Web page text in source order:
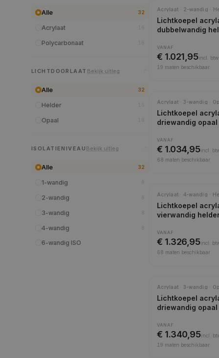
Alle 32
Acrylaat
Polycarbonaat
LICHTDOORLAAT Bekijk uitleg
Alle 32
Helder
Opaal
ISOLATIENIVEAU Bekijk uitleg
Alle 32
1-wandig
2-wandig
3-wandig
4-wandig
6-wandig ISO
Acrylaat · 2-wandig ·
Lichtkoepel
dubbelwandig
VANAF
€ 1.021,95incl.
btw
19 maten beschikbaar
Acrylaat · 3-wandig ·
Lichtkoepel
driewandig opaal
VANAF
€ 1.034,95incl.
68 maten beschikbaar
Acrylaat · 4-wandig ·
Lichtkoepel
vierwandig
VANAF
€ 1.326,95incl.
68 maten beschikbaar
Acrylaat · 3-wandig ·
Lichtkoepel
driewandig opaal
VANAF
€ 1.340,95incl.
19 maten beschikbaar